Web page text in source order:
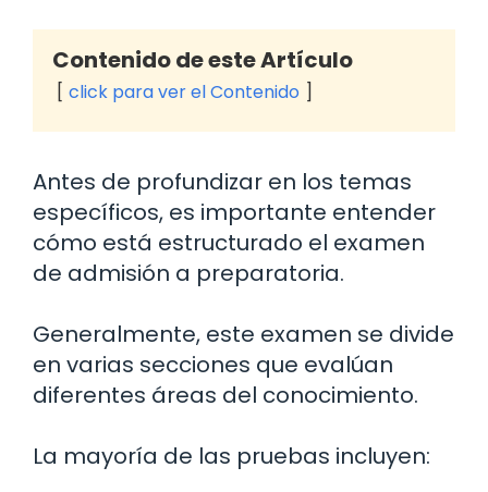
Contenido de este Artículo
click para ver el Contenido
Antes de profundizar en los temas
específicos, es importante entender
cómo está estructurado el examen
de admisión a preparatoria.
Generalmente, este examen se divide
en varias secciones que evalúan
diferentes áreas del conocimiento.
La mayoría de las pruebas incluyen: